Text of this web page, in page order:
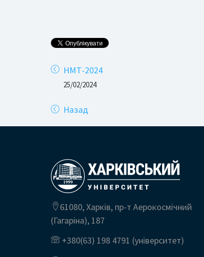
НМТ-2024
25/02/2024
Назад
61080, Харків, пр-т Аерокосмічний
(Гагаріна), 187
+380(63) 198 4791 (університет)